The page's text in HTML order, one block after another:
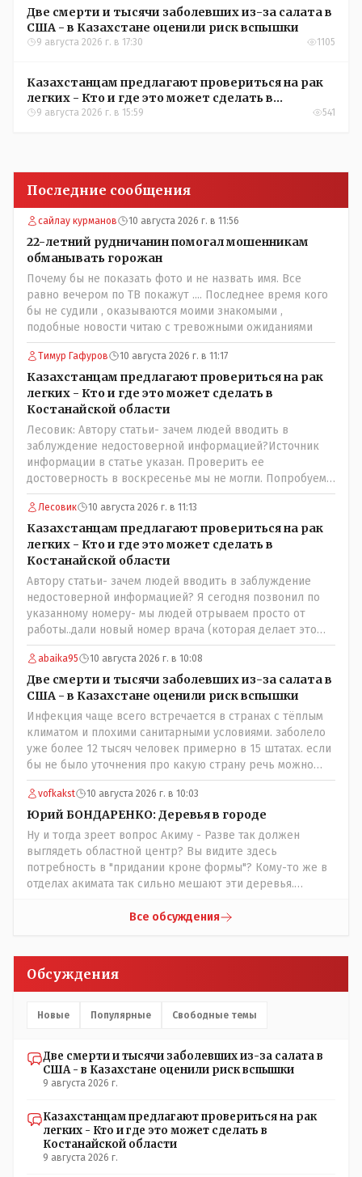
Две смерти и тысячи заболевших из-за салата в
США - в Казахстане оценили риск вспышки
9 августа 2026 г. в 17:30 1105
Казахстанцам предлагают провериться на рак
легких - Кто и где это может сделать в
Костанайской области
9 августа 2026 г. в 15:59 541
Последние сообщения
сайлау курманов 10 августа 2026 г. в 11:56
22-летний рудничанин помогал мошенникам
обманывать горожан
Почему бы не показать фото и не назвать имя. Все
равно вечером по ТВ покажут .... Последнее время кого
бы не судили , оказываются моими знакомыми ,
подобные новости читаю с тревожными ожиданиями
Тимур Гафуров 10 августа 2026 г. в 11:17
Казахстанцам предлагают провериться на рак
легких - Кто и где это может сделать в
Костанайской области
Лесовик: Автору статьи- зачем людей вводить в
заблуждение недостоверной информацией?Источник
информации в статье указан. Проверить ее
достоверность в воскресенье мы не могли. Попробуем
уточнить в управлении здравоохранения
Лесовик 10 августа 2026 г. в 11:13
Казахстанцам предлагают провериться на рак
легких - Кто и где это может сделать в
Костанайской области
Автору статьи- зачем людей вводить в заблуждение
недостоверной информацией? Я сегодня позвонил по
указанному номеру- мы людей отрываем просто от
работы..дали новый номер врача (которая делает это
обследование и она также не записывает. Записывают к
ней на прием только участковая медсестра, к которой и
необходимо обратиться! Короче гемор еще тот в
ограниченное время..
abaika95 10 августа 2026 г. в 10:08
Две смерти и тысячи заболевших из-за салата в
США - в Казахстане оценили риск вспышки
Инфекция чаще всего встречается в странах с тёплым
климатом и плохими санитарными условиями. заболело
уже более 12 тысяч человек примерно в 15 штатах. если
бы не было уточнения про какую страну речь можно
было подумать про штаты индии или бразилии))
vofkakst 10 августа 2026 г. в 10:03
Юрий БОНДАРЕНКО: Деревья в городе
Ну и тогда зреет вопрос Акиму - Разве так должен
выглядеть областной центр? Вы видите здесь
потребность в "придании кроне формы"? Кому-то же в
отделах акимата так сильно мешают эти деревья.
Все обсуждения
Обсуждения
Новые Популярные Свободные темы
Две смерти и тысячи заболевших из-за салата в
США - в Казахстане оценили риск вспышки
9 августа 2026 г.
Казахстанцам предлагают провериться на рак
легких - Кто и где это может сделать в
Костанайской области
9 августа 2026 г.